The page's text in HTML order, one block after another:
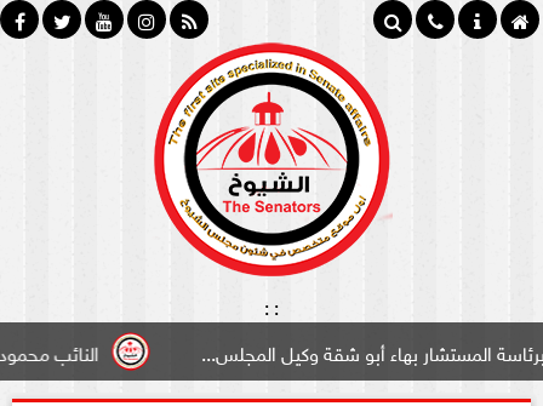
:
:
النائب محمود سامي
بهاء أبو شقة وكيل المجلس...